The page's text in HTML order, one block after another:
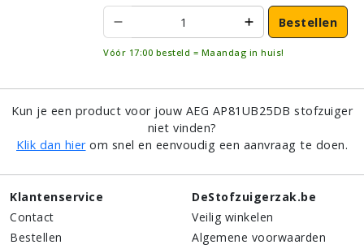
Bestellen
Vóór 17:00 besteld = Maandag in huis!
Kun je een product voor jouw AEG AP81UB25DB stofzuiger
niet vinden?
Klik dan hierom snel en eenvoudig een aanvraag te doen.
Klantenservice
Contact
Bestellen
DeStofzuigerzak.be
Veilig winkelen
Algemene voorwaarden